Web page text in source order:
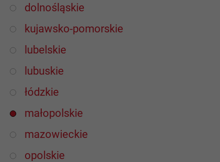
dolnośląskie
kujawsko-pomorskie
lubelskie
lubuskie
łódzkie
małopolskie
mazowieckie
opolskie